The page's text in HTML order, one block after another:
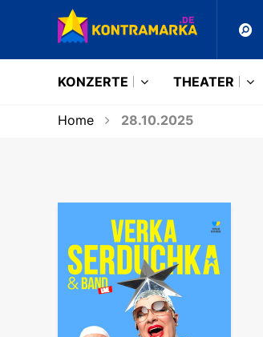
KONZERTE THEATER
Home 28.10.2025